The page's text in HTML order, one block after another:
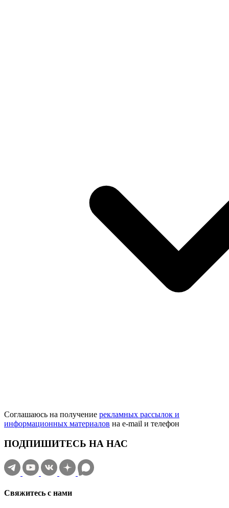
Соглашаюсь на получение рекламных рассылок и
информационных материалов на e‑mail и телефон
ПОДПИШИТЕСЬ НА НАС
Свяжитесь с нами